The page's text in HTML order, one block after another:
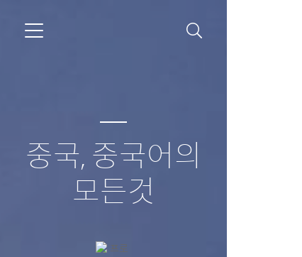
중국, 중국어의
모든것